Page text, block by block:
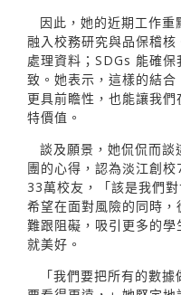
因此，她的近期工作
融入校務研究與品保稽
處理資料；SDGs 能確
致。她表示，這樣的結合
更具前瞻性，也能讓我
特價值。
談及願景，她侃侃而
團的心得，認為淡江創
33萬校友，「該是我們
希望在面對風險的同時
難跟阻礙，吸引更多的
就美好。
「我們要把所有的數